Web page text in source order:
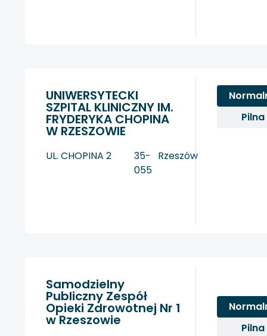
UNIWERSYTECKI
SZPITAL KLINICZNY IM.
FRYDERYKA CHOPINA
W RZESZOWIE
UL. CHOPINA 2
35-
055
Rzeszów
Pilna
Samodzielny
Publiczny Zespół
Opieki Zdrowotnej Nr 1
w Rzeszowie
Pilna